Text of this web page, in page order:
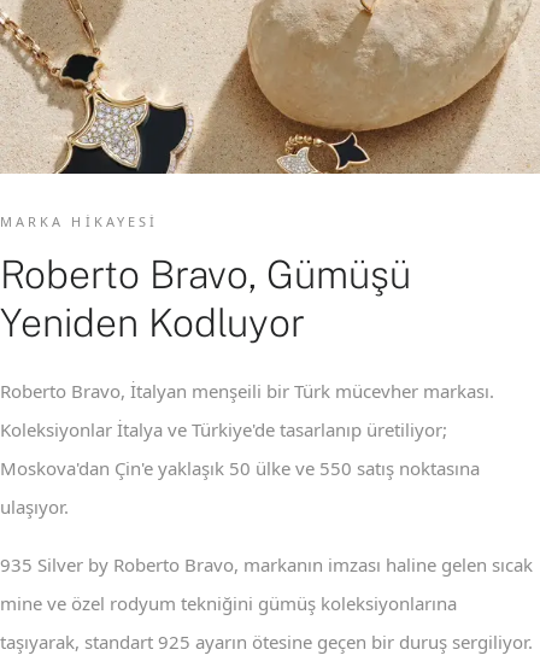
MARKA HIKAYESI
Roberto Bravo, Gümüşü
Yeniden Kodluyor
Roberto Bravo, İtalyan menşeili bir Türk mücevher markası.
Koleksiyonlar İtalya ve Türkiye'de tasarlanıp üretiliyor;
Moskova'dan Çin'e yaklaşık 50 ülke ve 550 satış noktasına
ulaşıyor.
935 Silver by Roberto Bravo, markanın imzası haline gelen sıcak
mine ve özel rodyum tekniğini gümüş koleksiyonlarına
taşıyarak, standart 925 ayarın ötesine geçen bir duruş sergiliyor.